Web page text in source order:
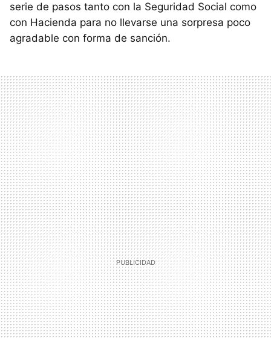
serie de pasos tanto con la Seguridad Social como
con Hacienda para no llevarse una sorpresa poco
agradable con forma de sanción.